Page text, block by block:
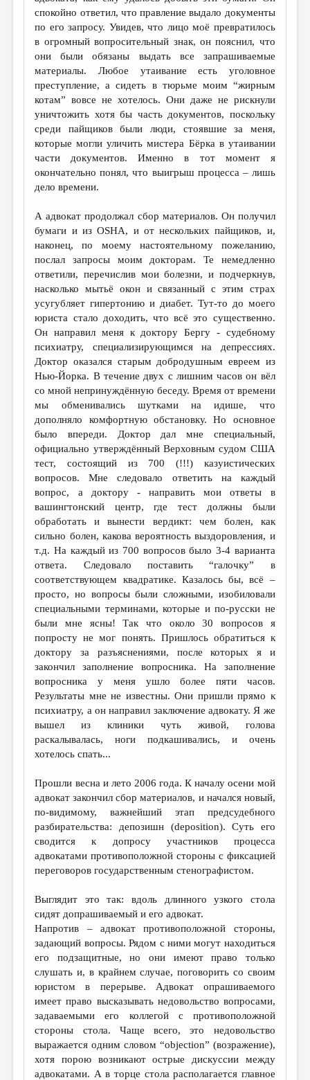
спокойно ответил, что правление выдало документы
по его запросу. Увидев, что лицо моё превратилось
в огромный вопросительный знак, он пояснил, что
они были обязаны выдать все запрашиваемые
материалы. Любое утаивание есть уголовное
преступление, а сидеть в тюрьме моим “жирным
котам” вовсе не хотелось. Они даже не рискнули
уничтожить хотя бы часть документов, поскольку
среди пайщиков были люди, стоявшие за меня,
которые могли уличить мистера Бёрка в утаивании
части документов. Именно в тот момент я
окончательно понял, что выигрыш процесса – лишь
дело времени.
А адвокат продолжал сбор материалов. Он получил
бумаги и из OSHA, и от нескольких пайщиков, и,
наконец, по моему настоятельному пожеланию,
послал запросы моим докторам. Те немедленно
ответили, перечислив мои болезни, и подчеркнув,
насколько мытьё окон и связанный с этим страх
усугубляет гипертонию и диабет. Тут-то до моего
юриста стало доходить, что всё это существенно.
Он направил меня к доктору Бергу - судебному
психиатру, специализирующимся на депрессиях.
Доктор оказался старым добродушным евреем из
Нью-Йорка. В течение двух с лишним часов он вёл
со мной непринуждённую беседу. Время от времени
мы обменивались шутками на идише, что
дополняло комфортную обстановку. Но основное
было впереди. Доктор дал мне специальный,
официально утверждённый Верховным судом США
тест, состоящий из 700 (!!!) казуистических
вопросов. Мне следовало ответить на каждый
вопрос, а доктору - направить мои ответы в
вашингтонский центр, где тест должны были
обработать и вынести вердикт: чем болен, как
сильно болен, какова вероятность выздоровления, и
т.д. На каждый из 700 вопросов было 3-4 варианта
ответа. Следовало поставить “галочку” в
соответствующем квадратике. Казалось бы, всё –
просто, но вопросы были сложными, изобиловали
специальными терминами, которые и по-русски не
были мне ясны! Так что около 30 вопросов я
попросту не мог понять. Пришлось обратиться к
доктору за разъяснениями, после которых я и
закончил заполнение вопросника. На заполнение
вопросника у меня ушло более пяти часов.
Результаты мне не известны. Они пришли прямо к
психиатру, а он направил заключение адвокату. Я же
вышел из клиники чуть живой, голова
раскалывалась, ноги подкашивались, и очень
хотелось спать...
Прошли весна и лето 2006 года. К началу осени мой
адвокат закончил сбор материалов, и начался новый,
по-видимому, важнейший этап предсудебного
разбирательства: депозишн (deposition). Суть его
сводится к допросу участников процесса
адвокатами противоположной стороны с фиксацией
переговоров государственным стенографистом.
Выглядит это так: вдоль длинного узкого стола
сидят допрашиваемый и его адвокат.
Напротив – адвокат противоположной стороны,
задающий вопросы. Рядом с ними могут находиться
его подзащитные, но они имеют право только
слушать и, в крайнем случае, поговорить со своим
юристом в перерыве. Адвокат опрашиваемого
имеет право высказывать недовольство вопросами,
задаваемыми его коллегой с противоположной
стороны стола. Чаще всего, это недовольство
выражается одним словом “objection” (возражение),
хотя порою возникают острые дискуссии между
адвокатами. А в торце стола располагается главное